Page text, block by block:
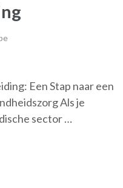
Een Stap naar een
Als je
sector …